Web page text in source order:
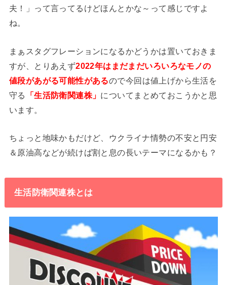
夫！」って言ってるけどほんとかな～って感じですよ
ね。
まぁスタグフレーションになるかどうかは置いておきま
すが、とりあえず2022年はまだまだいろいろなモノの
値段があがる可能性があるので今回は値上げから生活を
守る
「生活防衛関連株」 についてまとめておこうかと思
います。
ちょっと地味かもだけど、ウクライナ情勢の不安と円安
＆原油高などが続けば割と息の長いテーマになるかも？
生活防衛関連株とは